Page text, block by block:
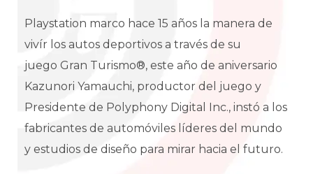
Playstation marco hace 15 años la manera de
vivír los autos deportivos a través de su
juego Gran Turismo®, este año de aniversario
Kazunori Yamauchi, productor del juego y
Presidente de Polyphony Digital Inc., instó a los
fabricantes de automóviles líderes del mundo
y estudios de diseño para mirar hacia el futuro.